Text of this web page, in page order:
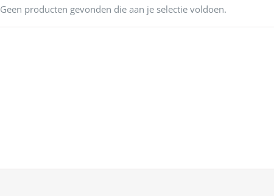
Geen producten gevonden die aan je selectie voldoen.